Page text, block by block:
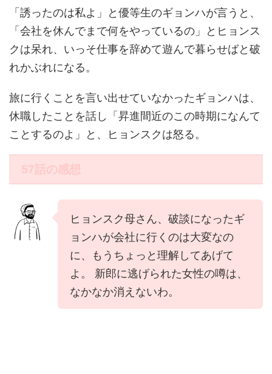
「誘ったのは私よ」と優等生のギョンハが言うと、
「会社を休んでまで何をやっているの」とヒョンス
クは呆れ、いっそ仕事を辞めて遊んで暮らせばと破
れかぶれになる。
旅に行くことを言い出せていなかったギョンハは、
休職したことを話し「昇進間近のこの時期になんて
ことするのよ」と、ヒョンスクは怒る。
57話の感想
ヒョンスク母さん、破談になったギ
ョンハが会社に行くのは大変なの
に、もうちょっと理解してあげて
よ。 新郎に逃げられた女性の噂は、
なかなか消えないわ。